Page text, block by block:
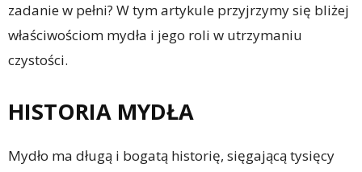
zadanie w pełni? W tym artykule przyjrzymy się bliżej
właściwościom mydła i jego roli w utrzymaniu
czystości.
HISTORIA MYDŁA
Mydło ma długą i bogatą historię, sięgającą tysięcy